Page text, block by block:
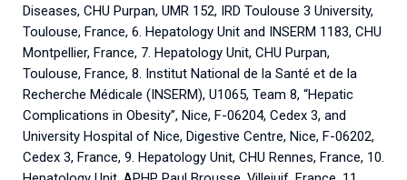
Diseases, CHU Purpan, UMR 152, IRD Toulouse 3 University,
Toulouse, France, 6. Hepatology Unit and INSERM 1183, CHU
Montpellier, France, 7. Hepatology Unit, CHU Purpan,
Toulouse, France, 8. Institut National de la Santé et de la
Recherche Médicale (INSERM), U1065, Team 8, “Hepatic
Complications in Obesity”, Nice, F-06204, Cedex 3, and
University Hospital of Nice, Digestive Centre, Nice, F-06202,
Cedex 3, France, 9. Hepatology Unit, CHU Rennes, France, 10.